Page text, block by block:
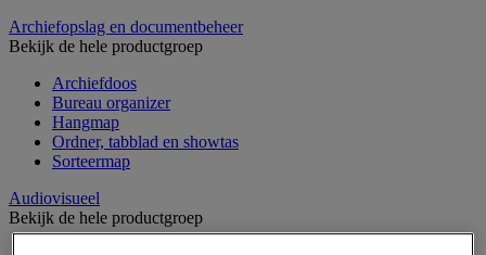
Archiefopslag en documentbeheer
Bekijk de hele productgroep
Archiefdoos
Bureau organizer
Hangmap
Ordner, tabblad en showtas
Sorteermap
Audiovisueel
Bekijk de hele productgroep